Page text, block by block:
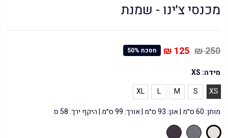
מכנסי צ׳ינו - שמנת
250 ₪
125 ₪ חסכת 50%
מידה: XS
XS
S
M
L
XL
מותן: 60 ס״מ | אגן: 93 ס״מ | אורך: 99 ס״מ | היקף ירך: 58 ס